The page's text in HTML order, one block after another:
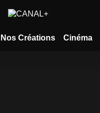
Nos Créations Cinéma